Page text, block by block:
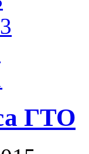
ГТО